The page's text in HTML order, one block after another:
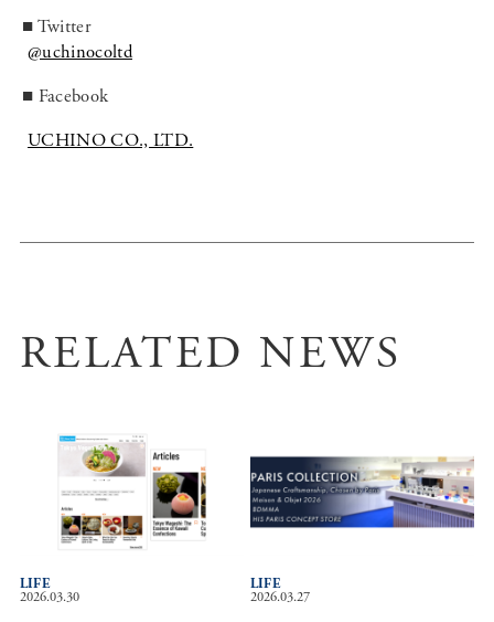
■ Twitter
@uchinocoltd
■ Facebook
UCHINO CO., LTD.
RELATED NEWS
2026.03.30
LIFE
2026.03.27
LIFE